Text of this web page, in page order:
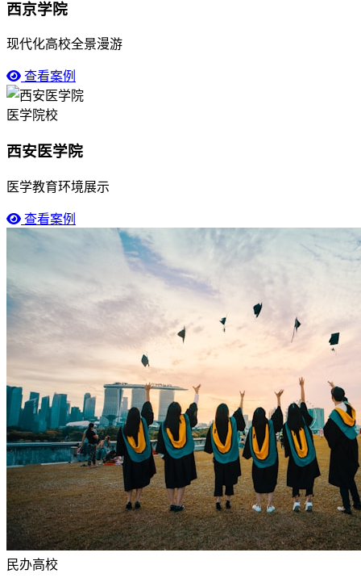
西京学院
现代化高校全景漫游
查看案例
医学院校
西安医学院
医学教育环境展示
查看案例
民办高校